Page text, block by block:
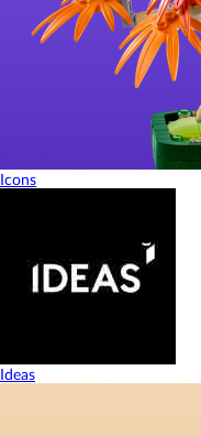
Icons
Ideas